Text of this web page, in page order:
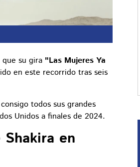
su gira "Las Mujeres Ya
en este recorrido tras seis
todos sus grandes
Unidos a finales de 2024.
en